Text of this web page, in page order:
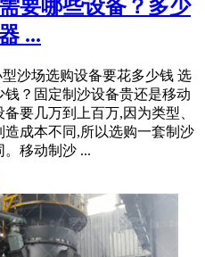
要哪些设备？多少
...
沙场选购设备要花多少钱 选
？固定制沙设备贵还是移动
要几万到上百万,因为类型、
成本不同,所以选购一套制沙
移动制沙 ...